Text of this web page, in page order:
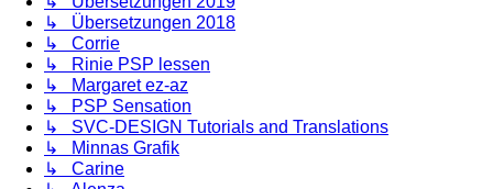
↳ Übersetzungen 2018
↳ Corrie
↳ Rinie PSP lessen
↳ Margaret ez-az
↳ PSP Sensation
↳ SVC-DESIGN Tutorials and Translations
↳ Minnas Grafik
↳ Carine